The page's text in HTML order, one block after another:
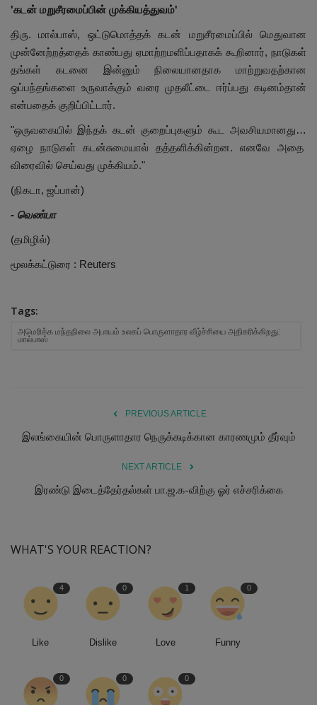
'கடன் மறுசீரமைப்பின் முக்கியத்துவம்'
திரு. மால்பாஸ், ஒட்டுமொத்தக் கடன் மறுசீரமைப்பில் மெதுவான
முன்னேற்றத்தைக் காண்பது ஏமாற்றமளிப்பதாகக் கூறினார், நாடுகள்
தங்கள் கடனை இன்னும் நிலையானதாக மாற்றுவதற்கான
ஒப்பந்தங்களை உருவாக்கும் வரை முதலீட்டை ஈர்ப்பது கடினம்தான்
என்பதைக் குறிப்பிட்டார்.
"ஒருவகையில் இந்தக் கடன் குறைப்புகளும் கூட அவசியமானது…
ஏழை நாடுகள் கடன்சுமையால் தத்தளிக்கின்றன. எனவே அதை
விரைவில் செய்வது முக்கியம்."
(நிகடா, ஜப்பான்)
- வெண்பா
(தமிழில்)
மூலக்கட்டுரை : Reuters
Tags:
அமெரிக்க மந்தநிலை அபாயம் உலகப் பொருளாதார வீழ்ச்சியை அதிகரிக்கிறது:
மால்பாஸ்
PREVIOUS ARTICLE
இலங்கையின் பொருளாதார நெருக்கடிக்கான காரணமும் தீர்வும்
NEXT ARTICLE
இரண்டு இடைத்தேர்தல்கள் பா.ஜ.க-விற்கு ஓர் எச்சரிக்கை
WHAT'S YOUR REACTION?
4
Like
0
Dislike
1
Love
0
Funny
0 0 0